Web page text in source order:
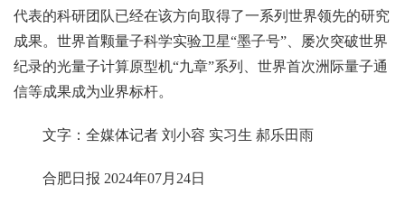
代表的科研团队已经在该方向取得了一系列世界领先的研究
成果。世界首颗量子科学实验卫星“墨子号”、屡次突破世界
纪录的光量子计算原型机“九章”系列、世界首次洲际量子通
信等成果成为业界标杆。
文字：全媒体记者 刘小容 实习生 郝乐田雨
合肥日报 2024年07月24日